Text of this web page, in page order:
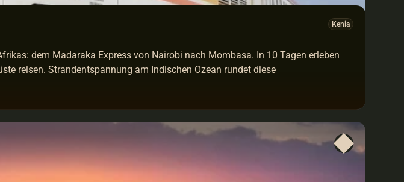
Kenia
dem Madaraka Express von Nairobi nach Mombasa. In 10 Tagen erleben
reisen. Strandentspannung am Indischen Ozean rundet diese